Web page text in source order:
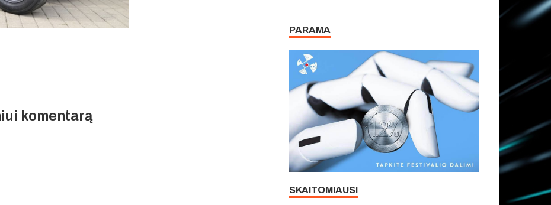
komentarą
PARAMA
SKAITOMIAUSI